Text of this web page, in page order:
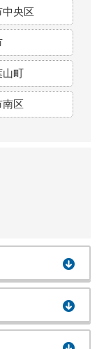
中央区
山町
南区